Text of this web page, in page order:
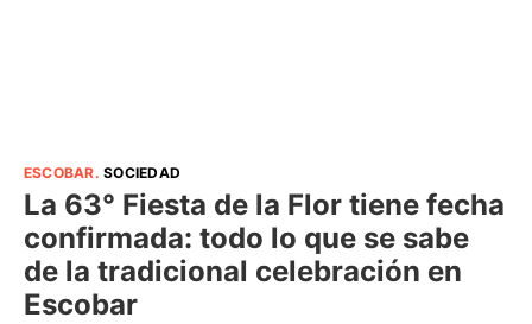
ESCOBAR.SOCIEDAD
La 63° Fiesta de la Flor tiene fecha
confirmada: todo lo que se sabe
de la tradicional celebración en
Escobar